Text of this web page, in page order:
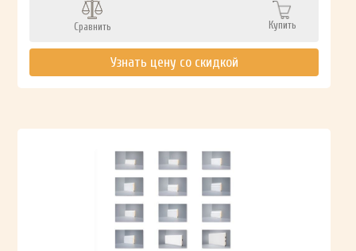
Сравнить Купить
Узнать цену со скидкой